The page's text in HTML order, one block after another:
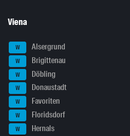
Viena
W Alsergrund
W Brigittenau
W Döbling
W Donaustadt
W Favoriten
W Floridsdorf
W Hernals